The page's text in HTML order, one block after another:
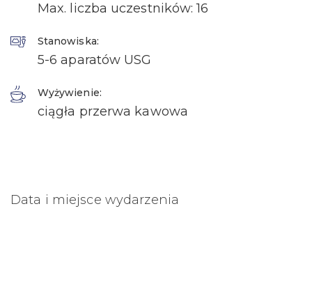
Max. liczba uczestników: 16
Stanowiska:
5-6 aparatów USG
Wyżywienie:
ciągła przerwa kawowa
Data i miejsce wydarzenia